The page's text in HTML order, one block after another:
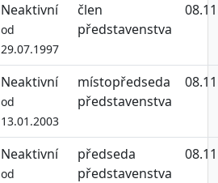
Neaktivní
od
29.07.1997
člen
představenstva
Neaktivní
od
13.01.2003
místopředseda
představenstva
Neaktivní
od
předseda
představenstva